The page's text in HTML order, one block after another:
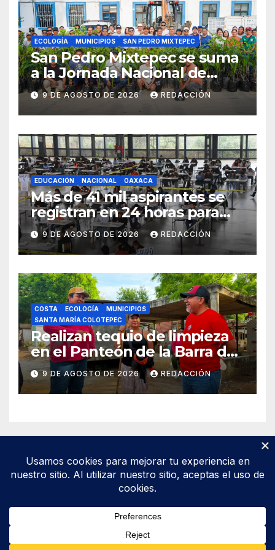
ECOLOGÍA MUNICIPIOS SAN PEDRO MIXTEPEC
San Pedro Mixtepec se suma
a la Jornada Nacional de
Reforestación 2026
9 DE AGOSTO DE 2026 REDACCIÓN
EDUCACIÓN NACIONAL OAXACA
Más de 41 mil aspirantes se
registran en 24 horas para
repetir examen de la UNAM
9 DE AGOSTO DE 2026 REDACCIÓN
COSTA ECOLOGÍA
MUNICIPIOS
SANTA MARÍA COLOTEPEC
Realizan tequio de limpieza
en el Panteón de la Barra de
Colotepec
9 DE AGOSTO DE 2026 REDACCIÓN